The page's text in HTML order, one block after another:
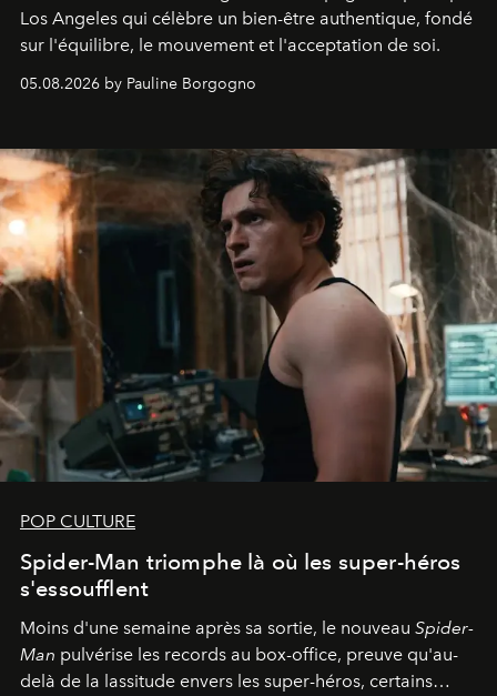
Los Angeles qui célèbre un bien-être authentique, fondé
sur l'équilibre, le mouvement et l'acceptation de soi.
05.08.2026 by Pauline Borgogno
POP CULTURE
Spider-Man triomphe là où les super-héros
s'essoufflent
Moins d'une semaine après sa sortie, le nouveau Spider-
Man pulvérise les records au box-office, preuve qu'au-
delà de la lassitude envers les super-héros, certains